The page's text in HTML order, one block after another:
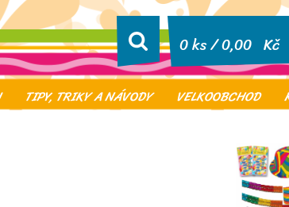
0 ks /0,00 Kč
TIPY, TRIKY A NÁVODY VELKOOBCHOD